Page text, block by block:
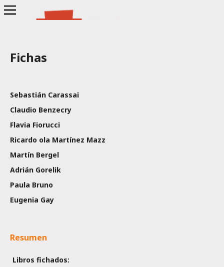
Fichas
Sebastián Carassai
Claudio Benzecry
Flavia Fiorucci
Ricardo ola Martínez Mazz
Martín Bergel
Adrián Gorelik
Paula Bruno
Eugenia Gay
Resumen
Libros fichados: